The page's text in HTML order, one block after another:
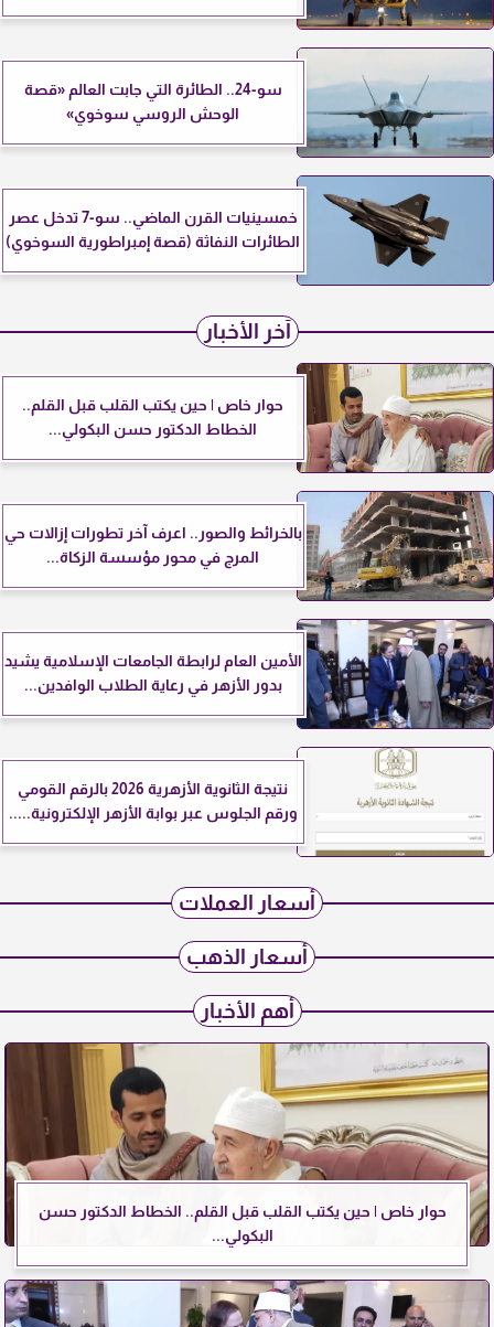
سو-24.. الطائرة التي جابت العالم «قصة
الوحش الروسي سوخوي»
خمسينيات القرن الماضي.. سو-7 تدخل عصر
الطائرات النفاثة (قصة إمبراطورية السوخوي)
آخر الأخبار
حوار خاص | حين يكتب القلب قبل القلم..
الخطاط الدكتور حسن البكولي...
بالخرائط والصور.. اعرف آخر تطورات إزالات حي
المرج في محور مؤسسة الزكاة...
الأمين العام لرابطة الجامعات الإسلامية يشيد
بدور الأزهر في رعاية الطلاب الوافدين...
نتيجة الثانوية الأزهرية 2026 بالرقم القومي
ورقم الجلوس عبر بوابة الأزهر الإلكترونية.....
أسعار العملات
أسعار الذهب
أهم الأخبار
حوار خاص | حين يكتب القلب قبل القلم.. الخطاط الدكتور حسن
البكولي...